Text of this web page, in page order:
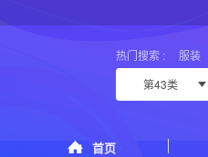
热门搜索 : 服装
第43类
首页